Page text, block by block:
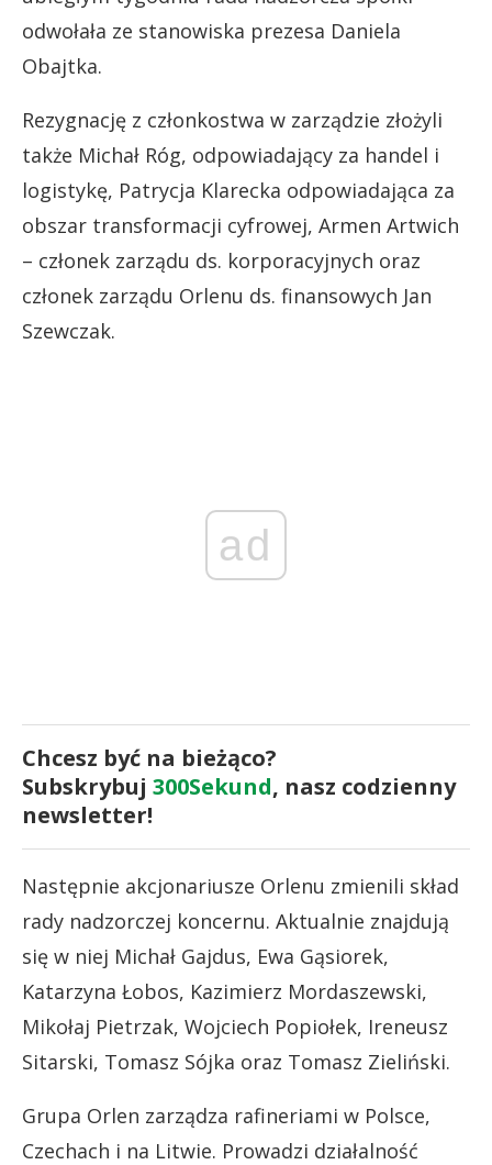
odwołała ze stanowiska prezesa Daniela
Obajtka.
Rezygnację z członkostwa w zarządzie złożyli
także Michał Róg, odpowiadający za handel i
logistykę, Patrycja Klarecka odpowiadająca za
obszar transformacji cyfrowej, Armen Artwich
– członek zarządu ds. korporacyjnych oraz
członek zarządu Orlenu ds. finansowych Jan
Szewczak.
ad
Chcesz być na bieżąco?
Subskrybuj 300Sekund, nasz codzienny
newsletter!
Następnie akcjonariusze Orlenu zmienili skład
rady nadzorczej koncernu. Aktualnie znajdują
się w niej Michał Gajdus, Ewa Gąsiorek,
Katarzyna Łobos, Kazimierz Mordaszewski,
Mikołaj Pietrzak, Wojciech Popiołek, Ireneusz
Sitarski, Tomasz Sójka oraz Tomasz Zieliński.
Grupa Orlen zarządza rafineriami w Polsce,
Czechach i na Litwie. Prowadzi działalność